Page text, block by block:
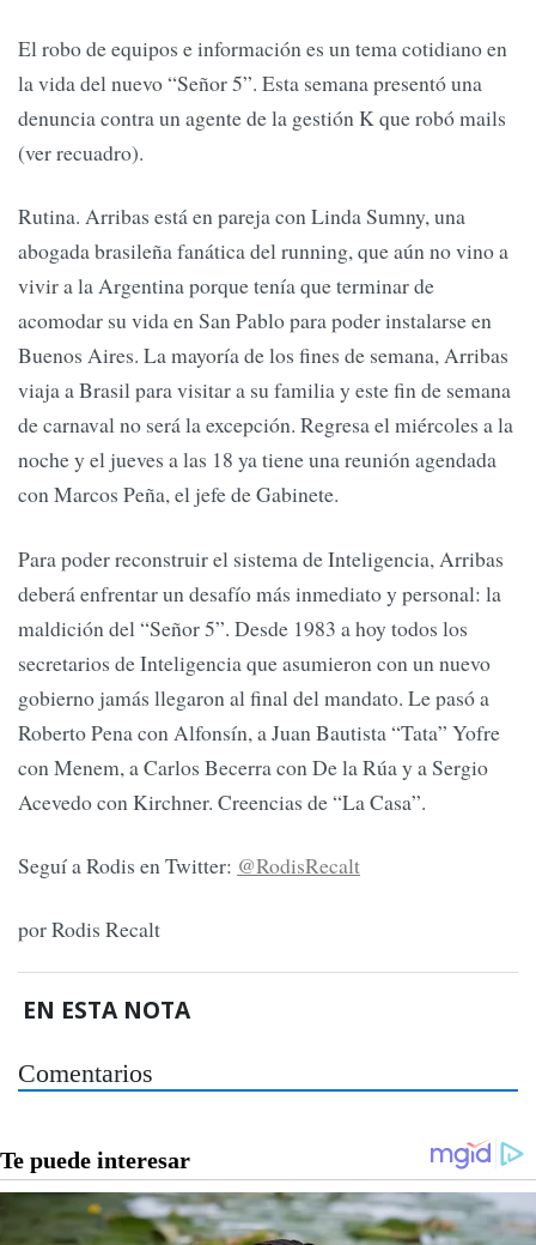
El robo de equipos e información es un tema cotidiano en
la vida del nuevo “Señor 5”. Esta semana presentó una
denuncia contra un agente de la gestión K que robó mails
(ver recuadro).
Rutina. Arribas está en pareja con Linda Sumny, una
abogada brasileña fanática del running, que aún no vino a
vivir a la Argentina porque tenía que terminar de
acomodar su vida en San Pablo para poder instalarse en
Buenos Aires. La mayoría de los fines de semana, Arribas
viaja a Brasil para visitar a su familia y este fin de semana
de carnaval no será la excepción. Regresa el miércoles a la
noche y el jueves a las 18 ya tiene una reunión agendada
con Marcos Peña, el jefe de Gabinete.
Para poder reconstruir el sistema de Inteligencia, Arribas
deberá enfrentar un desafío más inmediato y personal: la
maldición del “Señor 5”. Desde 1983 a hoy todos los
secretarios de Inteligencia que asumieron con un nuevo
gobierno jamás llegaron al final del mandato. Le pasó a
Roberto Pena con Alfonsín, a Juan Bautista “Tata” Yofre
con Menem, a Carlos Becerra con De la Rúa y a Sergio
Acevedo con Kirchner. Creencias de “La Casa”.
Seguí a Rodis en Twitter: @RodisRecalt
por Rodis Recalt
EN ESTA NOTA
Comentarios